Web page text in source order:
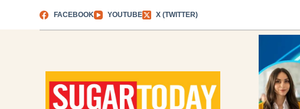
FACEBOOK YOUTUBE X (TWITTER)